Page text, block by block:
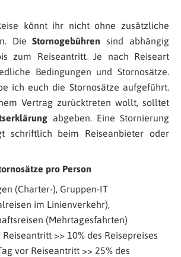
könnt ihr nicht ohne zusätzliche
DieStornogebührensind abhängig
zum Reiseantritt. Je nach Reiseart
Bedingungen und Stornosätze.
ich euch die Stornosätze aufgeführt.
Vertrag zurücktreten wollt, solltet
abgeben. Eine Stornierung
schriftlich beim Reiseanbieter oder
pro Person
(Charter-), Gruppen-IT
im Linienverkehr),
(Mehrtagesfahrten)
Reiseantritt >> 10% des Reisepreises
vor Reiseantritt >> 25% des